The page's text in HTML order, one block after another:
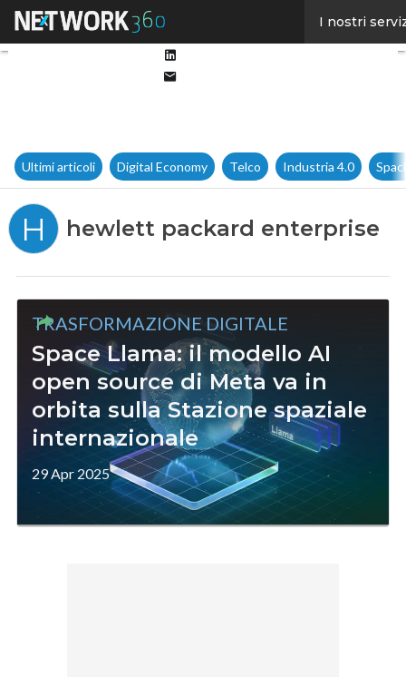
I nostri
Ultimi articoli Digital Economy Telco Industria 4.0
H hewlett packard enterprise
TRASFORMAZIONE DIGITALE
Space Llama: il modello AI
open source di Meta va in
orbita sulla Stazione spaziale
internazionale
29 Apr 2025